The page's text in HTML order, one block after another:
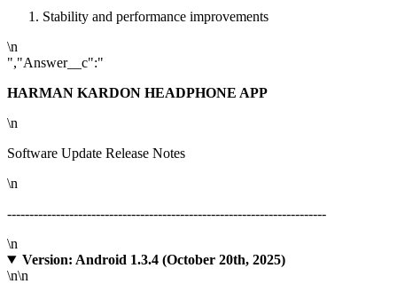
Stability and performance improvements
\n
","Answer__c":"
HARMAN KARDON HEADPHONE APP
\n
Software Update Release Notes
\n
------------------------------------------------------------------------
\n
\n
Version: Android 1.3.4 (October 20th, 2025)
\n